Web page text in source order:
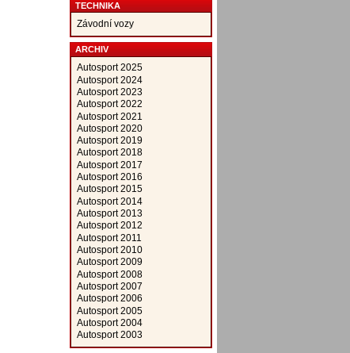
TECHNIKA
Závodní vozy
ARCHIV
Autosport 2025
Autosport 2024
Autosport 2023
Autosport 2022
Autosport 2021
Autosport 2020
Autosport 2019
Autosport 2018
Autosport 2017
Autosport 2016
Autosport 2015
Autosport 2014
Autosport 2013
Autosport 2012
Autosport 2011
Autosport 2010
Autosport 2009
Autosport 2008
Autosport 2007
Autosport 2006
Autosport 2005
Autosport 2004
Autosport 2003